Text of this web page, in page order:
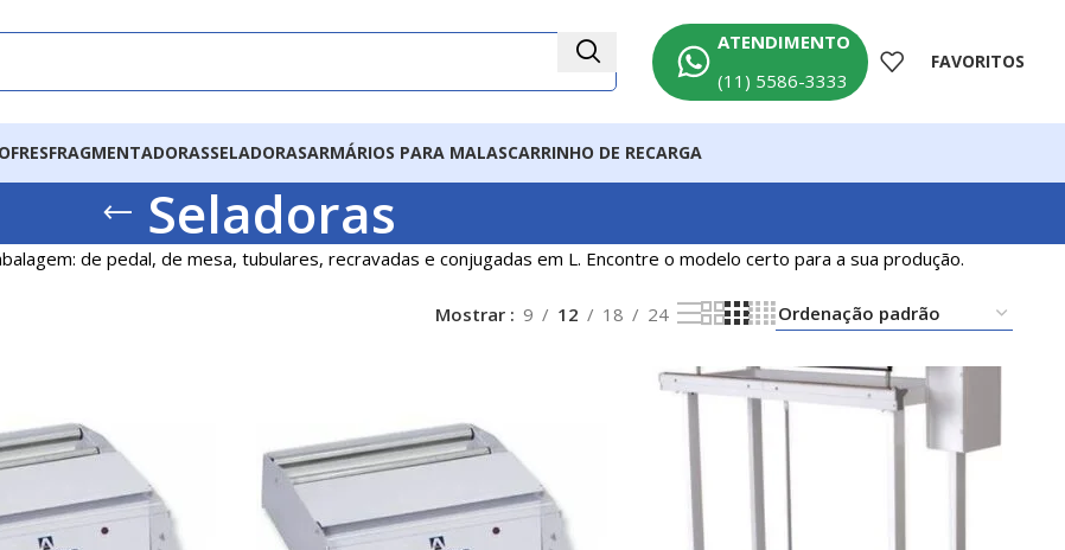
ATENDIMENTO
(11) 5586-3333
FAVORITOS
FRAGMENTADORASSELADORASARMÁRIOS PARA MALASCARRINHO DE RECARGA
Seladoras
de pedal, de mesa, tubulares, recravadas e conjugadas em L. Encontre o modelo certo para a sua produção.
Mostrar 9 12 18 24